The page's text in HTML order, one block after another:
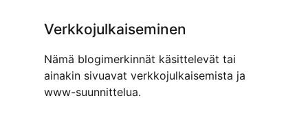
Verkkojulkaiseminen
Nämä blogimerkinnät käsittelevät tai
ainakin sivuavat verkkojulkaisemista ja
www-suunnittelua.